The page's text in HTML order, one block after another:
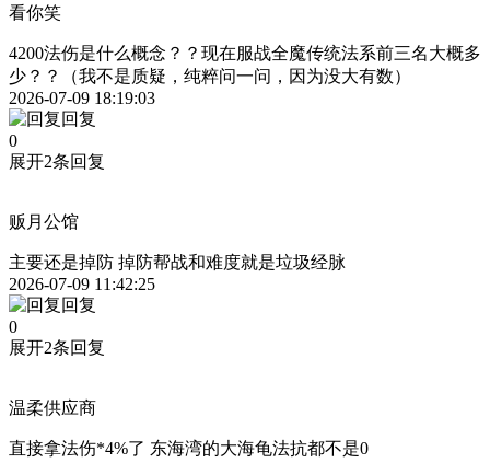
看你笑
4200法伤是什么概念？？现在服战全魔传统法系前三名大概多
少？？（我不是质疑，纯粹问一问，因为没大有数）
2026-07-09 18:19:03
回复
0
展开2条回复
贩月公馆
主要还是掉防 掉防帮战和难度就是垃圾经脉
2026-07-09 11:42:25
回复
0
展开2条回复
温柔供应商
直接拿法伤*4%了 东海湾的大海龟法抗都不是0